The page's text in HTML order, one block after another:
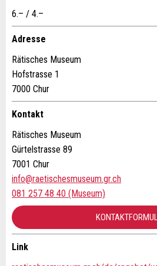
Nachricht
* Eingabe erforderlich
Zur Qualitätssicherung wird eine
guidle übermittelt.
NACHRICHT SENDEN
* Eingabe erforderlich
Schliessen
Adresszusatz:
Strasse und Nr. *:
PLZ / Ort *:
E-Mail *:
Telefon *:
Nachricht:
6.– / 4.–
Adresse
Rätisches Museum
Hofstrasse 1
7000 Chur
Kontakt
Rätisches Museum
Gürtelstrasse 89
7001 Chur
info@raetischesmuseum.gr.ch
081 257 48 40 (Museum)
Link